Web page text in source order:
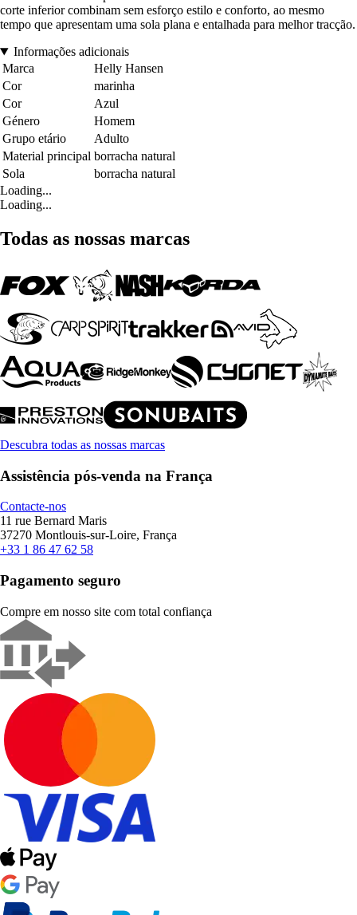
corte inferior combinam sem esforço estilo e conforto, ao mesmo
tempo que apresentam uma sola plana e entalhada para melhor tracção.
Informações adicionais
Marca
Helly Hansen
Cor
marinha
Cor
Azul
Género
Homem
Grupo etário
Adulto
Material principal borracha natural
Sola
borracha natural
Loading...
Loading...
Todas as nossas marcas
Descubra todas as nossas marcas
Assistência pós-venda na França
Contacte-nos
11 rue Bernard Maris
37270 Montlouis-sur-Loire, França
+33 1 86 47 62 58
Pagamento seguro
Compre em nosso site com total confiança